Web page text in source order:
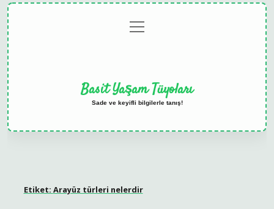
menüyü
aç
Basit Yaşam Tüyoları
Sade ve keyifli bilgilerle tanış!
Etiket: Arayüz türleri nelerdir